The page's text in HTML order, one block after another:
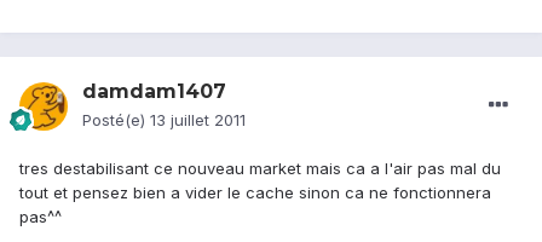
damdam1407
Posté(e) 13 juillet 2011
tres destabilisant ce nouveau market mais ca a l'air pas mal du
tout et pensez bien a vider le cache sinon ca ne fonctionnera
pas^^